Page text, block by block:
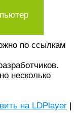
по ссылкам
несколько
на LDPlayer |